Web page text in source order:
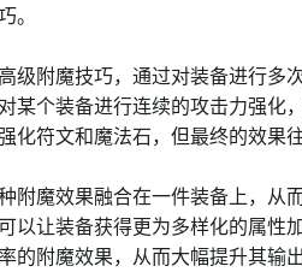
。
级附魔技巧，通过对装备进行多
某个装备进行连续的攻击力强化
化符文和魔法石，但最终的效果
附魔效果融合在一件装备上，从
以让装备获得更为多样化的属性
的附魔效果，从而大幅提升其输